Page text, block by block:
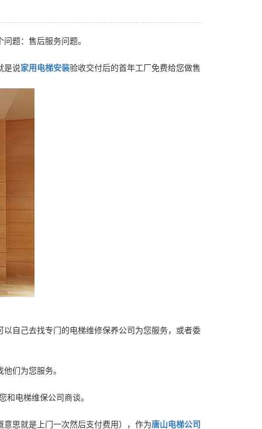
题：售后服务问题。
是说家用电梯安装验收交付后的首年工厂免费给您做售
自己去找专门的电梯维修保养公司为您服务，或者委
们为您服务。
和电梯维保公司商谈。
思就是上门一次然后支付费用），作为唐山电梯公司